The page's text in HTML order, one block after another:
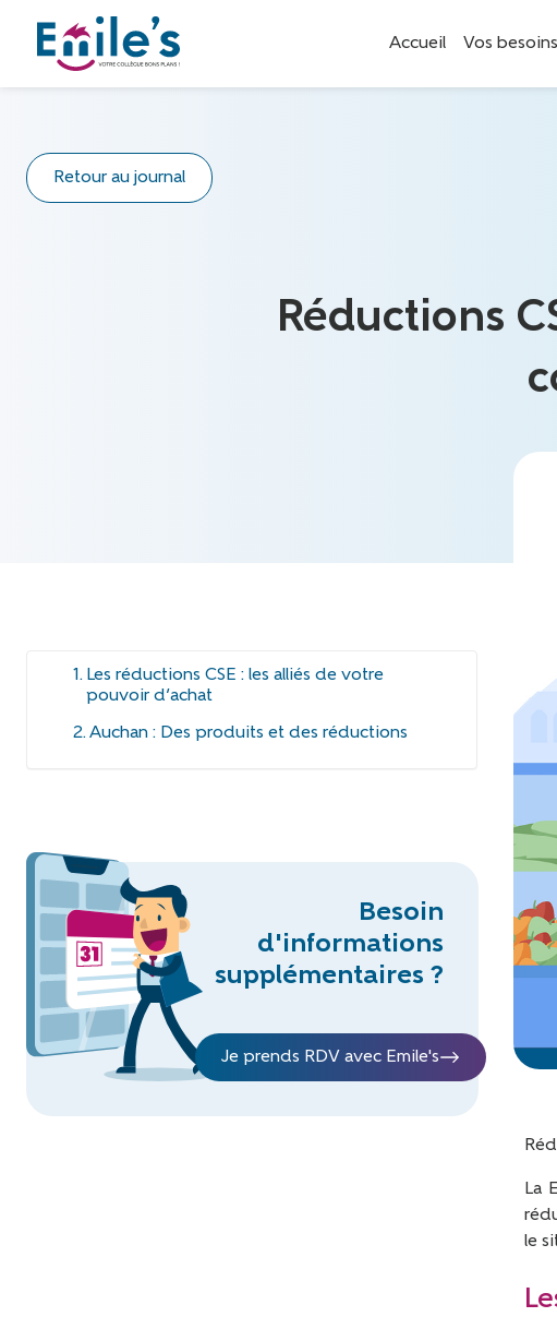
Accueil Vos besoins
Retour au journal
Réductions
Les réductions CSE : les alliés de votre
pouvoir d’achat
Auchan : Des produits et des réductions
Besoin
d'informations
supplémentaires ?
Je prends RDV avec Emile's
La
le